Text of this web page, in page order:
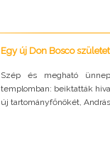
Egy új Don Bosco
Szép és megható
templomban: beiktatták
új tartományfőnökét,